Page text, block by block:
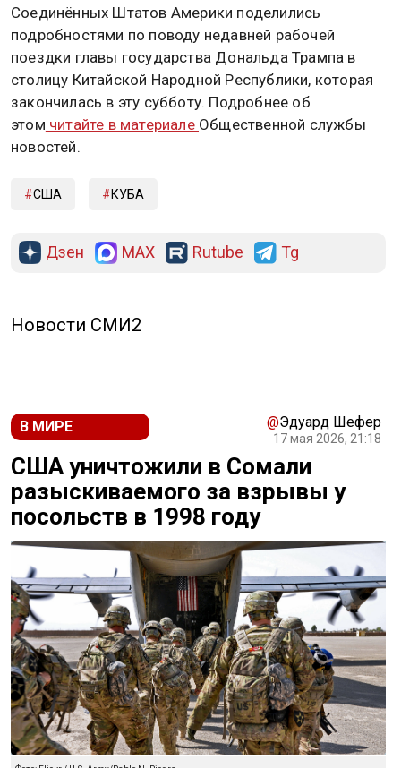
Соединённых Штатов Америки поделились
подробностями по поводу недавней рабочей
поездки главы государства Дональда Трампа в
столицу Китайской Народной Республики, которая
закончилась в эту субботу. Подробнее об
этом читайте в материале Общественной службы
новостей.
США КУБА
Дзен MAX Rutube Tg
Новости СМИ2
В МИРЕ @Эдуард Шефер
17 мая 2026, 21:18
США уничтожили в Сомали
разыскиваемого за взрывы у
посольств в 1998 году